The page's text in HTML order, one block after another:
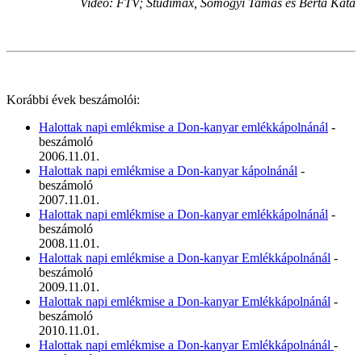
Korábbi évek beszámolói:
Halottak napi emlékmise a Don-kanyar emlékkápolnánál -
beszámoló
2006.11.01.
Halottak napi emlékmise a Don-kanyar kápolnánál -
beszámoló
2007.11.01.
Halottak napi emlékmise a Don-kanyar emlékkápolnánál -
beszámoló
2008.11.01.
Halottak napi emlékmise a Don-kanyar Emlékkápolnánál -
beszámoló
2009.11.01.
Halottak napi emlékmise a Don-kanyar Emlékkápolnánál -
beszámoló
2010.11.01.
Halottak napi emlékmise a Don-kanyar Emlékkápolnánál -